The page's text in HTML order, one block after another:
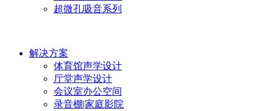
超微孔吸音系列
解决方案
体育馆声学设计
厅堂声学设计
会议室办公空间
录音棚|家庭影院